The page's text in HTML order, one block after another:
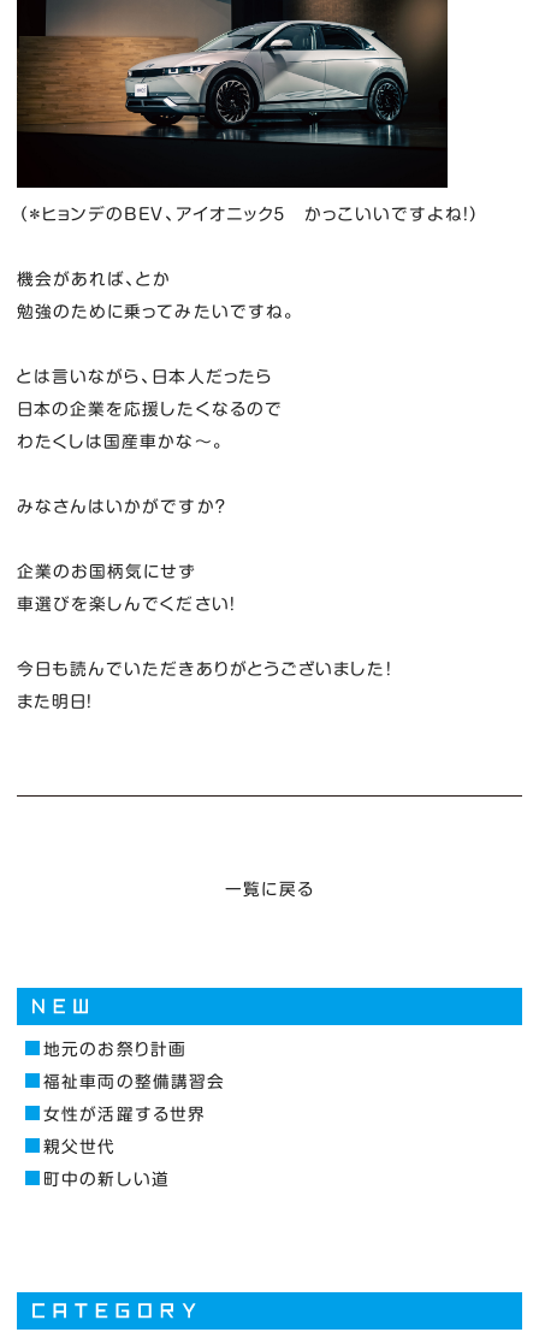
（＊ヒョンデのBEV、アイオニック５ かっこいいですよね！）
機会があれば、とか
勉強のために乗ってみたいですね。
とは言いながら、日本人だったら
日本の企業を応援したくなるので
わたくしは国産車かな～。
みなさんはいかがですか？
企業のお国柄気にせず
車選びを楽しんでください！
今日も読んでいただきありがとうございました！
また明日！
一覧に戻る
地元のお祭り計画
福祉車両の整備講習会
女性が活躍する世界
親父世代
町中の新しい道